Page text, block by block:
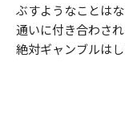
ぶすようなことは
通いに付き合わさ
絶対ギャンブルは